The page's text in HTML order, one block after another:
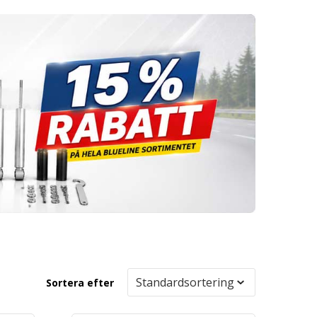
Sortera efter